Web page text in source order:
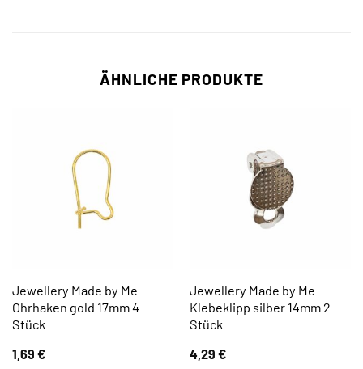
ÄHNLICHE PRODUKTE
Jewellery Made by Me
Ohrhaken gold 17mm 4
Stück
1,69 €
Jewellery Made by Me
Klebeklipp silber 14mm 2
Stück
4,29 €